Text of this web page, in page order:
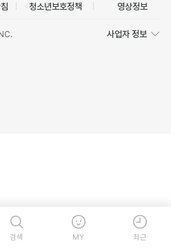
청소년보호정책 영상정보
사업자 정보
검색 MY 최근